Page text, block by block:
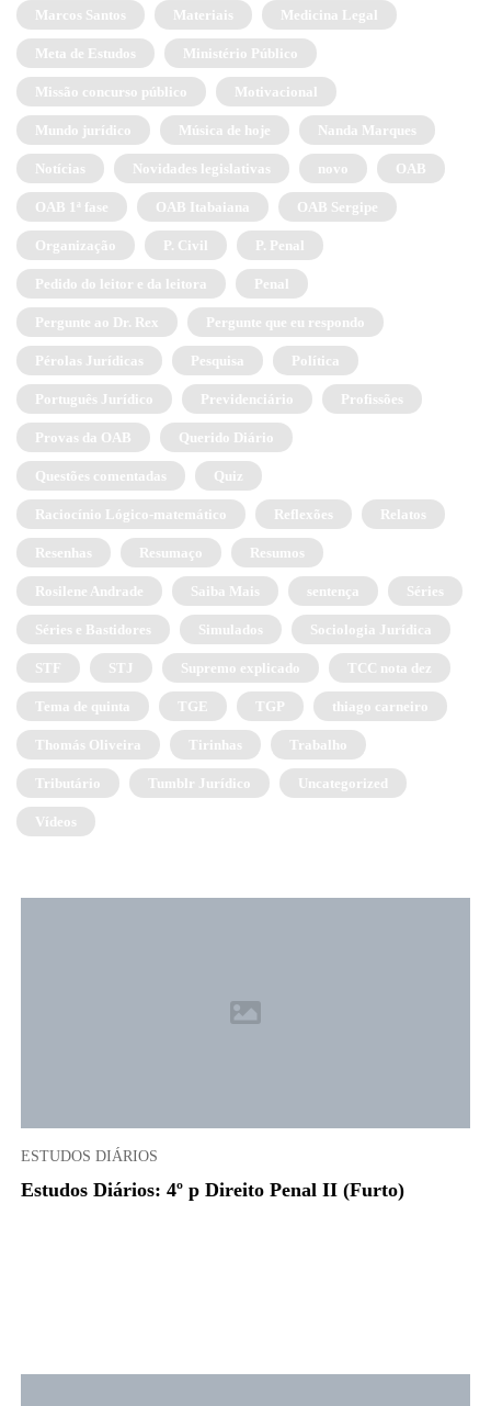
Marcos Santos Materiais Medicina Legal
Meta de Estudos Ministério Público
Missão concurso público Motivacional
Mundo jurídico Música de hoje Nanda Marques
Notícias Novidades legislativas novo OAB
OAB 1ª fase OAB Itabaiana OAB Sergipe
Organização P. Civil P. Penal
Pedido do leitor e da leitora Penal
Pergunte ao Dr. Rex Pergunte que eu respondo
Pérolas Jurídicas Pesquisa Política
Português Jurídico Previdenciário Profissões
Provas da OAB Querido Diário
Questões comentadas Quiz
Raciocínio Lógico-matemático Reflexões Relatos
Resenhas Resumaço Resumos
Rosilene Andrade Saiba Mais sentença Séries
Séries e Bastidores Simulados Sociologia Jurídica
STF STJ Supremo explicado TCC nota dez
Tema de quinta TGE TGP thiago carneiro
Thomás Oliveira Tirinhas Trabalho
Tributário Tumblr Jurídico Uncategorized
Vídeos
ESTUDOS DIÁRIOS
Estudos Diários: 4º p Direito Penal II (Furto)